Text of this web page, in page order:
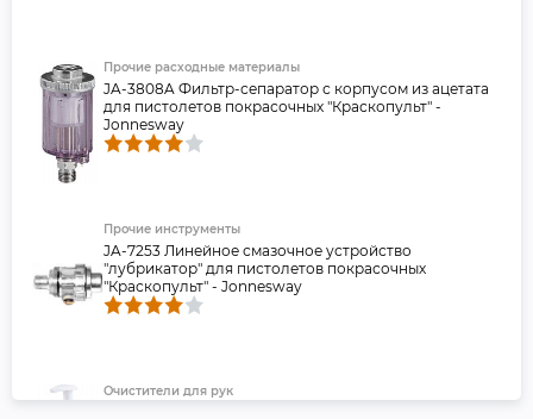
Прочие расходные материалы
JA-3808A Фильтр-сепаратор с корпусом из ацетата
для пистолетов покрасочных "Краскопульт" -
Jonnesway
Прочие инструменты
JA-7253 Линейное смазочное устройство
"лубрикатор" для пистолетов покрасочных
"Краскопульт" - Jonnesway
Очистители для рук